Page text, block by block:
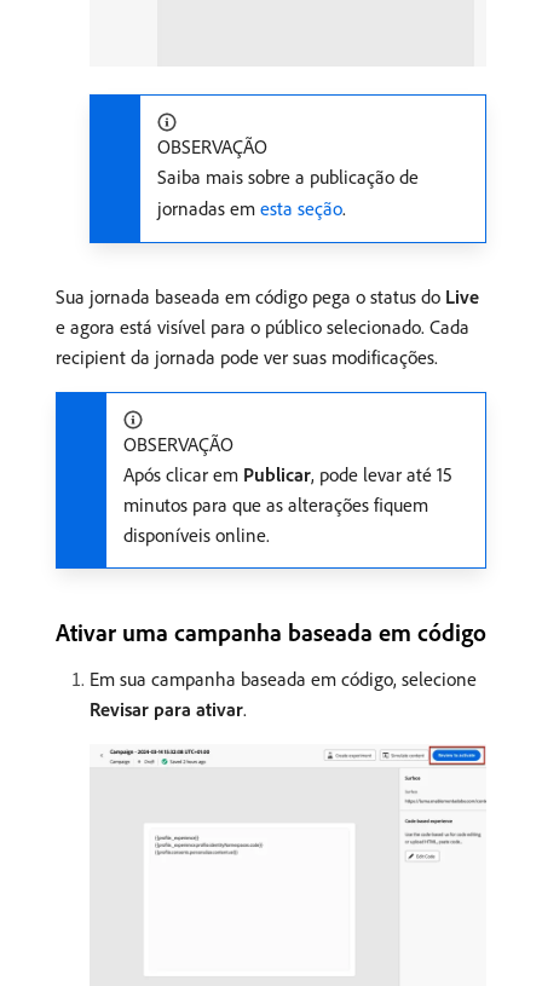
OBSERVAÇÃO
Saiba mais sobre a publicação de
jornadas em esta seção.
Sua jornada baseada em código pega o status do Live
e agora está visível para o público selecionado. Cada
recipient da jornada pode ver suas modificações.
OBSERVAÇÃO
Após clicar em Publicar, pode levar até 15
minutos para que as alterações fiquem
disponíveis online.
Ativar uma campanha baseada em código
Em sua campanha baseada em código, selecione
Revisar para ativar.